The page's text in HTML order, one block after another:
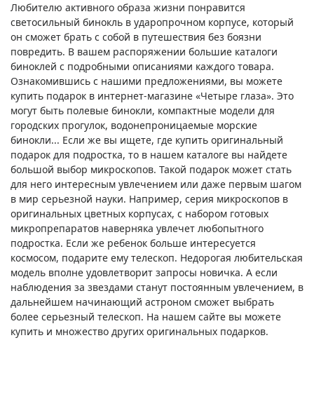
Любителю активного образа жизни понравится
светосильный бинокль в ударопрочном корпусе, который
он сможет брать с собой в путешествия без боязни
повредить. В вашем распоряжении большие каталоги
биноклей с подробными описаниями каждого товара.
Ознакомившись с нашими предложениями, вы можете
купить подарок в интернет-магазине «Четыре глаза». Это
могут быть полевые бинокли, компактные модели для
городских прогулок, водонепроницаемые морские
бинокли... Если же вы ищете, где купить оригинальный
подарок для подростка, то в нашем каталоге вы найдете
большой выбор микроскопов. Такой подарок может стать
для него интересным увлечением или даже первым шагом
в мир серьезной науки. Например, серия микроскопов в
оригинальных цветных корпусах, с набором готовых
микропрепаратов наверняка увлечет любопытного
подростка. Если же ребенок больше интересуется
космосом, подарите ему телескоп. Недорогая любительская
модель вполне удовлетворит запросы новичка. А если
наблюдения за звездами станут постоянным увлечением, в
дальнейшем начинающий астроном сможет выбрать
более серьезный телескоп. На нашем сайте вы можете
купить и множество других оригинальных подарков.